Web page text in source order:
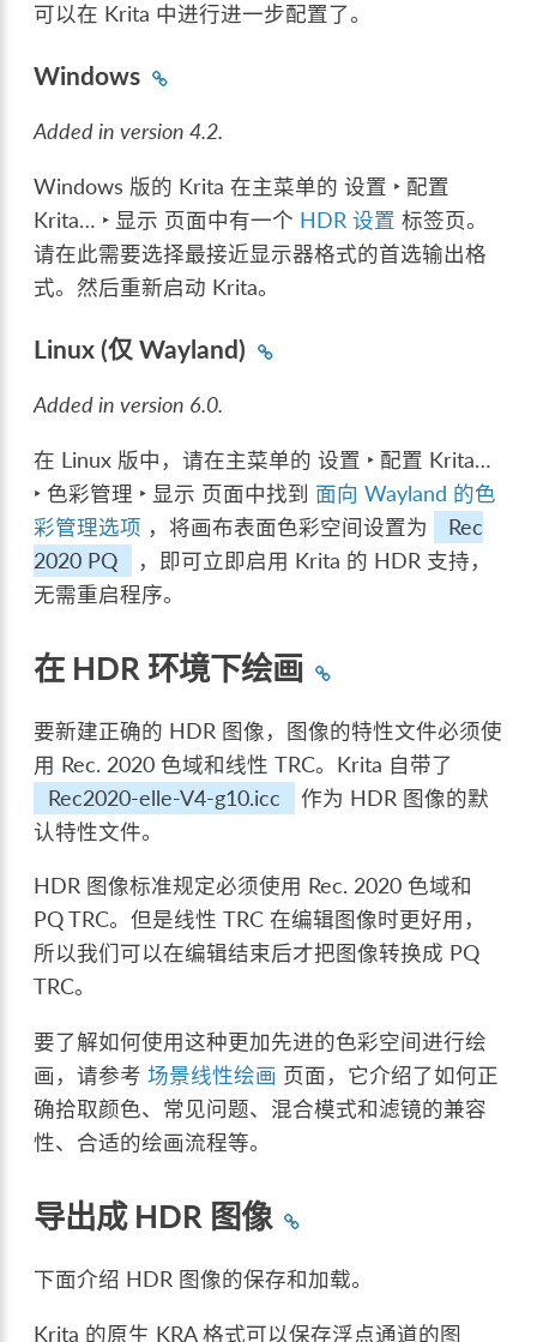
可以在 Krita 中进行进一步配置了。
Windows
Added in version 4.2.
Windows 版的 Krita 在主菜单的设置 ‣ 配置
Krita… ‣ 显示 页面中有一个 HDR 设置 标签页。
请在此需要选择最接近显示器格式的首选输出格
式。然后重新启动 Krita。
Linux (仅 Wayland)
Added in version 6.0.
在 Linux 版中，请在主菜单的设置 ‣ 配置 Krita…
‣ 色彩管理 ‣ 显示 页面中找到 面向 Wayland 的色
彩管理选项 ，将画布表面色彩空间设置为
Rec
2020 PQ
，即可立即启用 Krita 的 HDR 支持，
无需重启程序。
在 HDR 环境下绘画
要新建正确的 HDR 图像，图像的特性文件必须使
用 Rec. 2020 色域和线性 TRC。Krita 自带了
Rec2020-elle-V4-g10.icc
作为 HDR 图像的默
认特性文件。
HDR 图像标准规定必须使用 Rec. 2020 色域和
PQ TRC。但是线性 TRC 在编辑图像时更好用，
所以我们可以在编辑结束后才把图像转换成 PQ
TRC。
要了解如何使用这种更加先进的色彩空间进行绘
画，请参考场景线性绘画 页面，它介绍了如何正
确拾取颜色、常见问题、混合模式和滤镜的兼容
性、合适的绘画流程等。
导出成 HDR 图像
下面介绍 HDR 图像的保存和加载。
Krita 的原生 KRA 格式可以保存浮点通道的图